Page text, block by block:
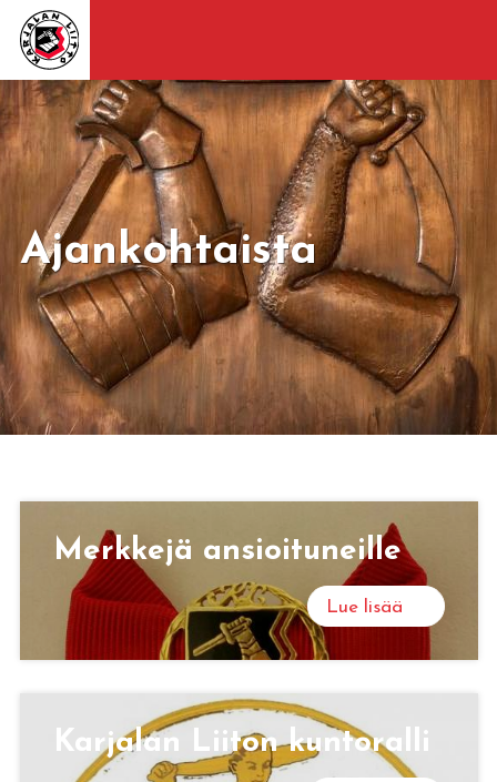
Ajankohtaista
Merk­ke­jä an­sioi­tu­neil­le
Lue lisää
Kar­ja­lan Lii­ton kun­to­ral­li